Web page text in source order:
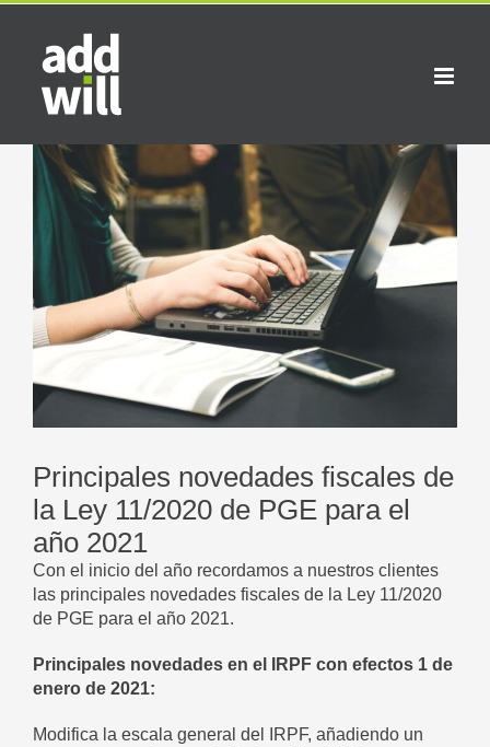
Saltar
contenido
Ver
imagen
más
Principales novedades fiscales de
la Ley 11/2020 de PGE para el
año 2021
Con el inicio del año recordamos a nuestros clientes
las principales novedades fiscales de la Ley 11/2020
de PGE para el año 2021.
Principales novedades en el IRPF con efectos 1 de
enero de 2021:
Modifica la escala general del IRPF, añadiendo un